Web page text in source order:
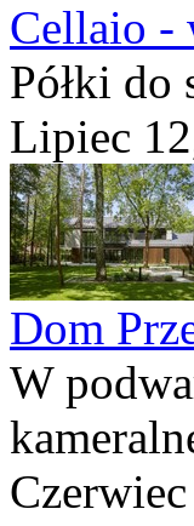
Cellaio -
Półki do
Lipiec
Dom
W